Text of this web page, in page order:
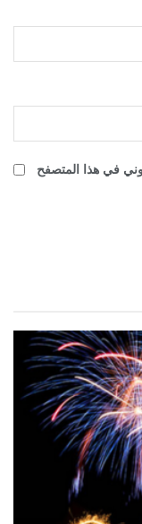
في هذا المتصفح